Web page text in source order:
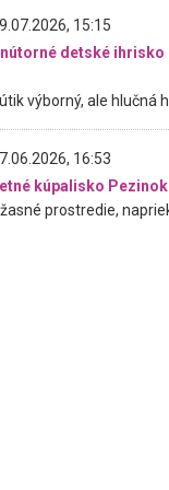
15:15
16:53
kúpalisko Pezinok